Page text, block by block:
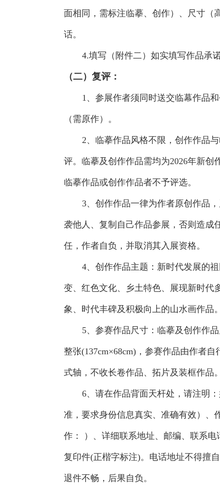
面相同，需标注临摹、创作）、尺寸（
话。
4.填写（附件二）如实填写作品承
（二）复评：
1、参展作者须同时送交临幕作品
（需原作）。
2、临摹作品风格不限，创作作品
评。临摹及创作作品需均为2026年新创
临摹作品或创作作品者不予评选。
3、创作作品一律为作者原创作品
袭他人、复制自己作品参展，否则造成
任，作者自负，并取消其入展资格。
4、创作作品主题：新时代发展的
变、红色文化、乡土特色、展现新时代
象、时代丰碑及积极向上的山水画作品
5、参赛作品尺寸：临摹及创作作
整张(137cm×68cm)，参赛作品由作者
式轴，不收长卷作品、拓片及装框作品
6、请在作品背面天杆处，请注明
准，要求身份信息真实、准确有效）、
作： ）、详细联系地址、邮编、联系电
复印件(正楷字标注)。电话地址不得擅
退件不畅，后果自负。